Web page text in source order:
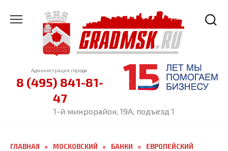
содержанию
Администрация города:
8 (495) 841-81-
47
1-й микрорайон, 19А, подъезд 1
ГЛАВНАЯ » МОСКОВСКИЙ » БАНКИ »
ЕВРОПЕЙСКИЙ